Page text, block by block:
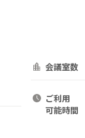
会議室数
ご利用
可能時間